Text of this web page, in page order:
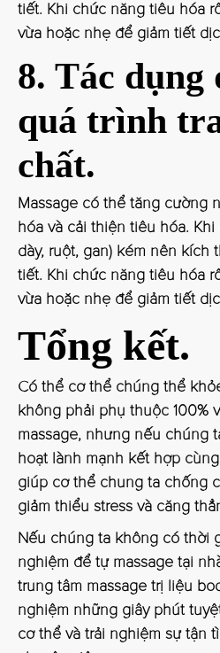
tiết. Khi chức năng tiêu hóa
vừa hoặc nhẹ để giảm tiết
8. Tác dụng
quá trình
chất.
Massage có thể tăng cường
hóa và cải thiện tiêu hóa.
dày, ruột, gan) kém nên kích
tiết. Khi chức năng tiêu hóa
vừa hoặc nhẹ để giảm tiết
Tổng kết.
Có thể cơ thể chúng thể
không phải phụ thuộc 100%
massage, nhưng nếu chúng
hoạt lành mạnh kết hợp
giúp cơ thể chung ta chống
giảm thiểu stress và căng
Nếu chúng ta không có thời
nghiệm để tự massage tại
trung tâm massage trị liệu
nghiệm những giây phút
cơ thể và trải nghiệm sự tận